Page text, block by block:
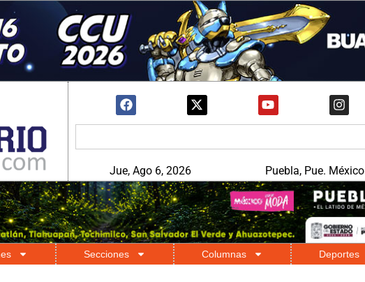
Jue, Ago 6, 2026 Puebla, Pue. México
Secciones Columnas Deportes